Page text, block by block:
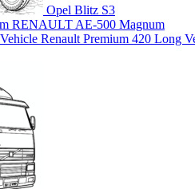
Opel Blitz S3
RENAULT AE-500 Magnum
Renault Premium 420 Long